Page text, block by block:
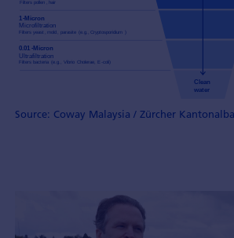
Source: Coway Malaysia / Zürcher